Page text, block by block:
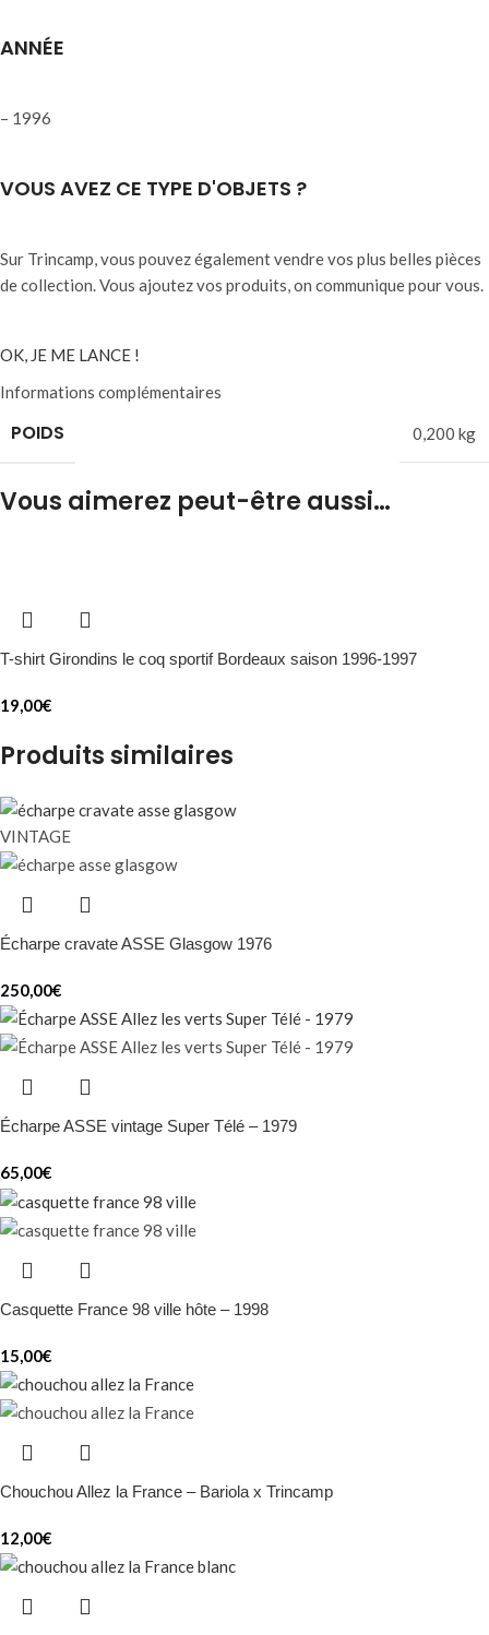
ANNÉE
– 1996
VOUS AVEZ CE TYPE D'OBJETS ?
Sur Trincamp, vous pouvez également vendre vos plus belles pièces
de collection. Vous ajoutez vos produits, on communique pour vous.
OK, JE ME LANCE !
Informations complémentaires
POIDS 0,200 kg
Vous aimerez peut-être aussi…
T-shirt Girondins le coq sportif Bordeaux saison 1996-1997
19,00€
Produits similaires
VINTAGE
Écharpe cravate ASSE Glasgow 1976
250,00€
Écharpe ASSE vintage Super Télé – 1979
65,00€
Casquette France 98 ville hôte – 1998
15,00€
Chouchou Allez la France – Bariola x Trincamp
12,00€